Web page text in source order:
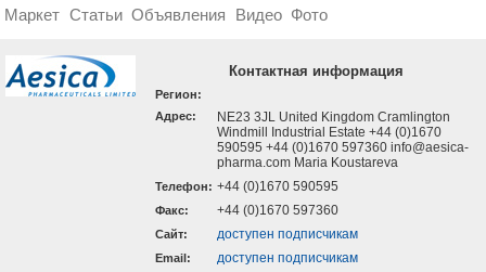
Маркет Статьи Объявления Видео Фото
Контактная информация
Регион:
Адрес:
NE23 3JL United Kingdom Cramlington
Windmill Industrial Estate +44 (0)1670
590595 +44 (0)1670 597360 info@aesica-
pharma.com Maria Koustareva
Телефон: +44 (0)1670 590595
Факс: +44 (0)1670 597360
Cайт: доступен подписчикам
Email: доступен подписчикам